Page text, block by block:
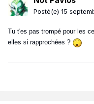
Posté(e) 15
Tu t'es pas trompé pour les
elles si rapprochées ?